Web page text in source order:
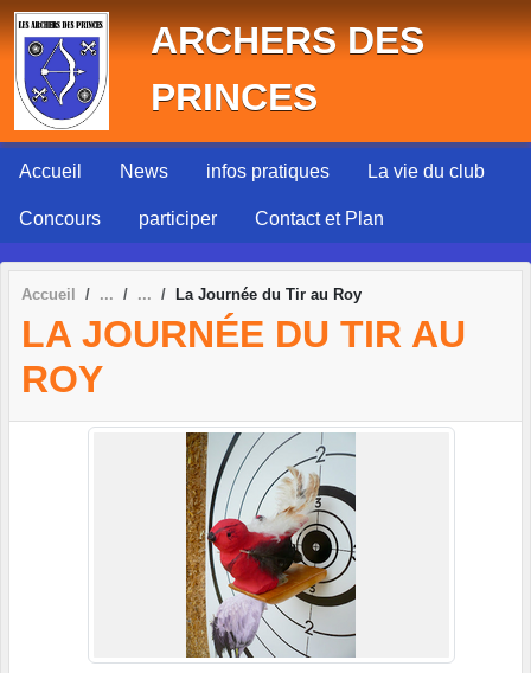
ARCHERS DES
PRINCES
Accueil News infos pratiques La vie du club
Concours participer Contact et Plan
Accueil La Journée du Tir au Roy
LA JOURNÉE DU TIR AU
ROY
Panneau de gestion des cookies